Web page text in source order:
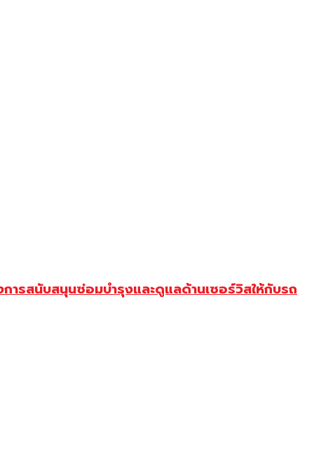
รสนับสนุนซ่อมบำรุงและดูแลด้านเซอร์วิสให้กับรถ